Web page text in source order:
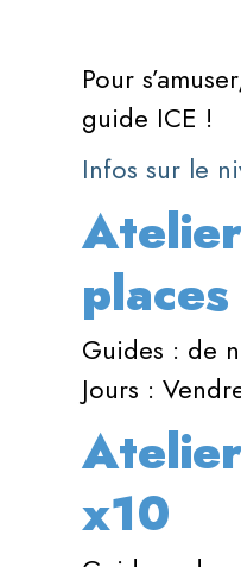
Pour
guide ICE !
Infos sur le
Guides : de
Jours :
x10